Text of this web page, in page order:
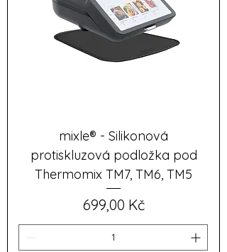
mixle® - Silikonová
protiskluzová podložka pod
Thermomix TM7, TM6, TM5
Cena
699,00 Kč